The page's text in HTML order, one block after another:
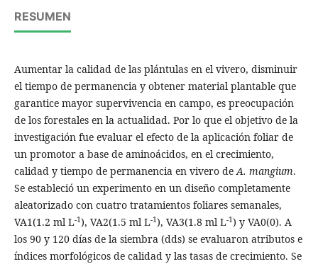
RESUMEN
Aumentar la calidad de las plántulas en el vivero, disminuir
el tiempo de permanencia y obtener material plantable que
garantice mayor supervivencia en campo, es preocupación
de los forestales en la actualidad. Por lo que el objetivo de la
investigación fue evaluar el efecto de la aplicación foliar de
un promotor a base de aminoácidos, en el crecimiento,
calidad y tiempo de permanencia en vivero deA. mangium.
Se estableció un experimento en un diseño completamente
aleatorizado con cuatro tratamientos foliares semanales,
VA1(1.2 ml L-1), VA2(1.5 ml L-1), VA3(1.8 ml L-1) y VA0(0). A
los 90 y 120 días de la siembra (dds) se evaluaron atributos e
índices morfológicos de calidad y las tasas de crecimiento. Se